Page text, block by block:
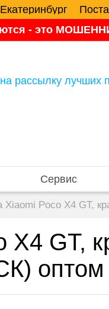
- это
рассылку лучших
Сервис
Xiaomi Poco X4 GT,
X4 GT,
оптом